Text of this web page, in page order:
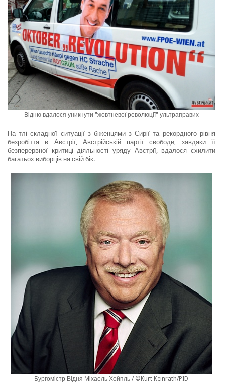
Відню вдалося уникнути "жовтневої революції" ультраправих
На тлі складної ситуації з біженцями з Сирії та рекордного рівня
безробіття в Австрії, Австрійській партії свободи, завдяки її
безперервної критиці діяльності уряду Австрії, вдалося схилити
багатьох виборців на свій бік.
Бургомістр Відня Міхаель Хойпль / ©Kurt Keinrath/PID